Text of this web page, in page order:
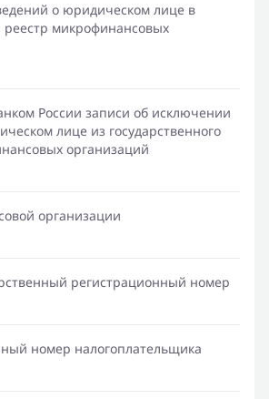
о юридическом лице в
реестр микрофинансовых
России записи об исключении
лице из государственного
организаций
организации
регистрационный номер
номер налогоплательщика